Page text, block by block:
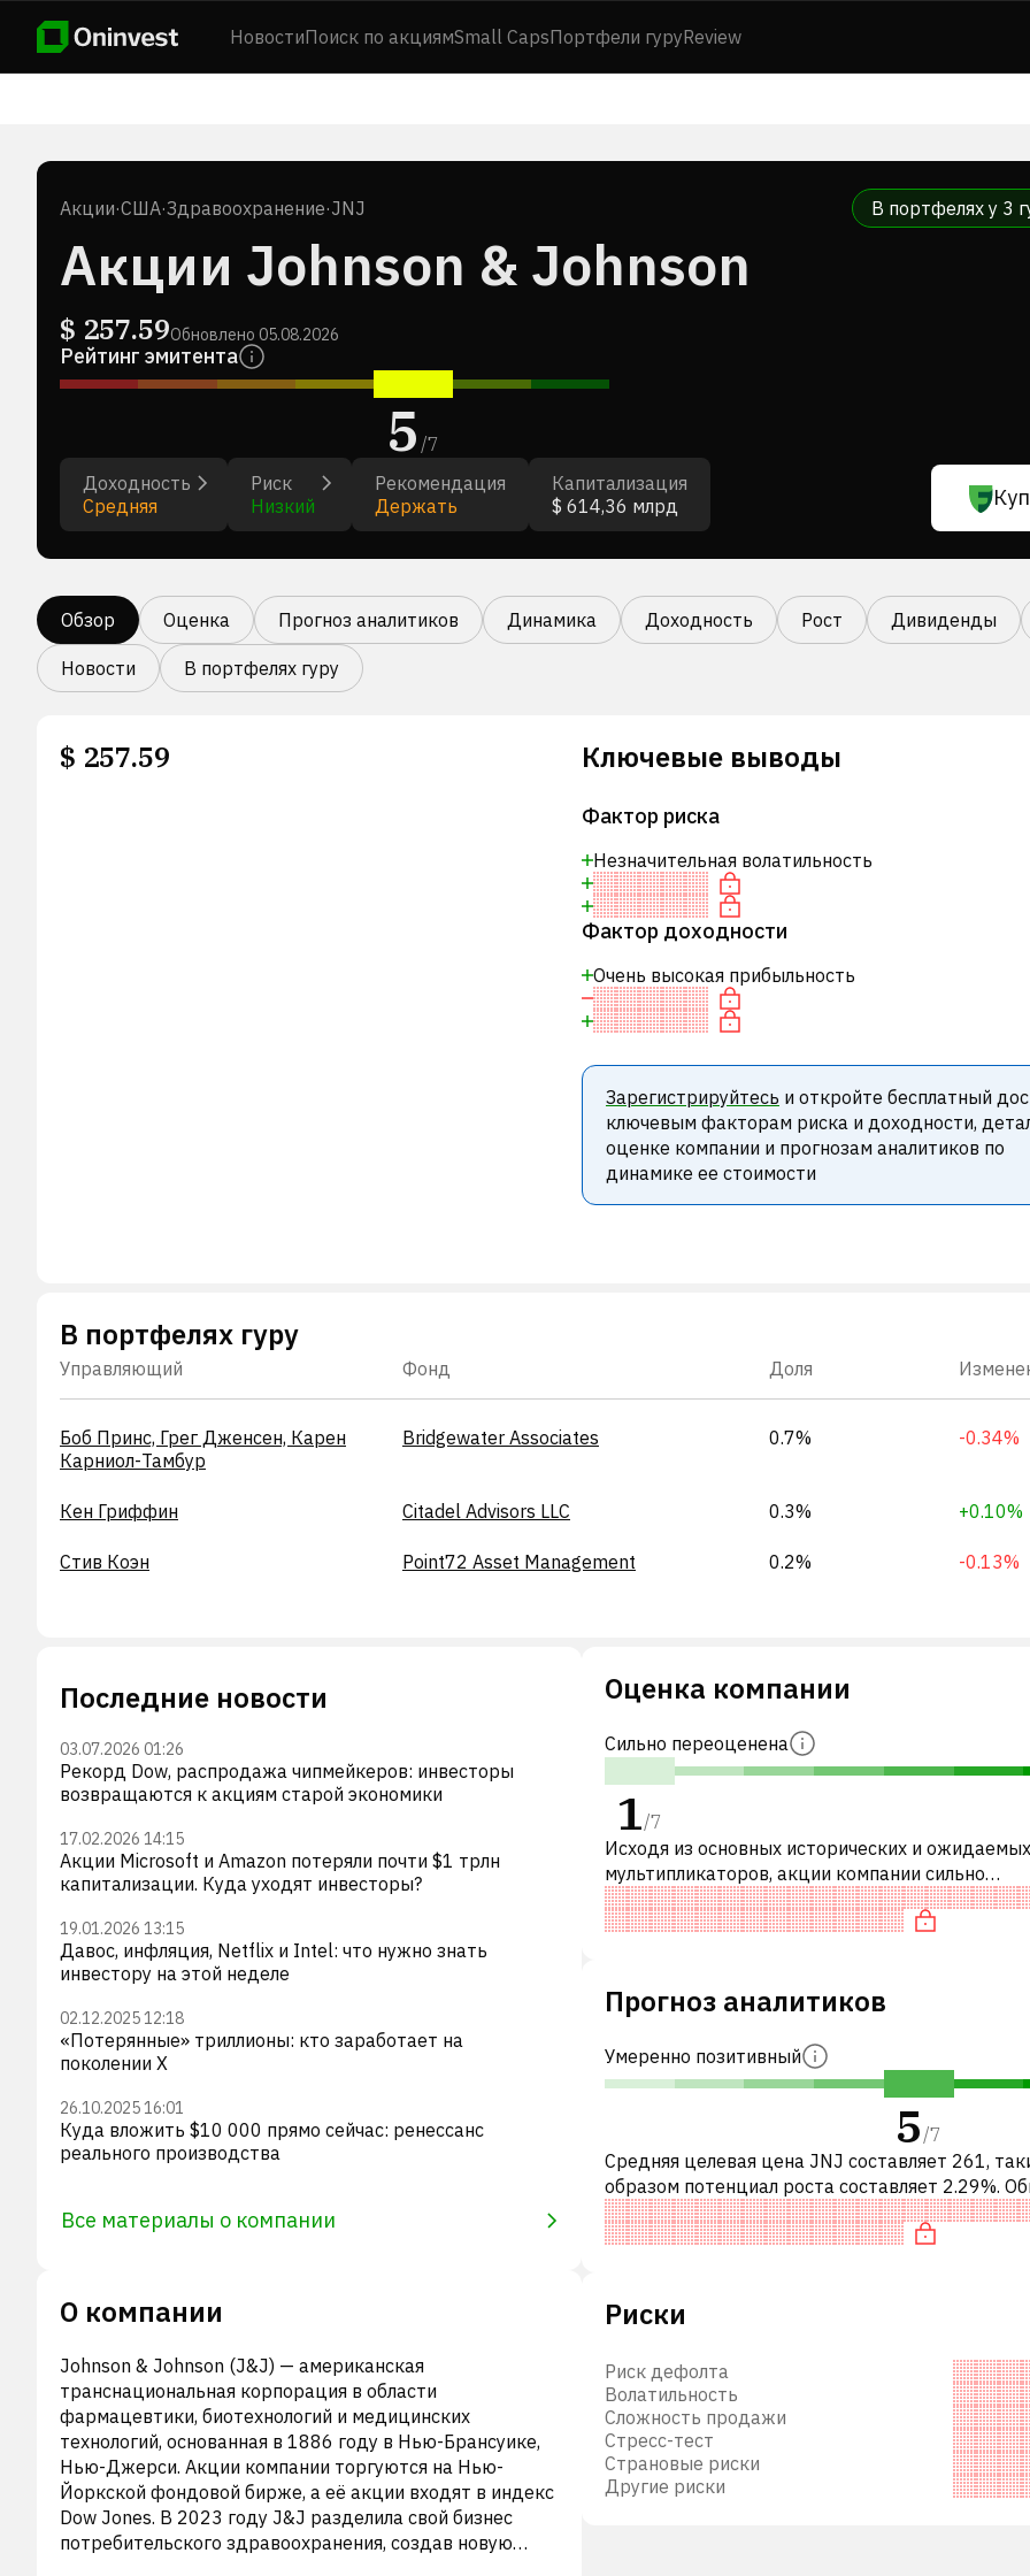
НовостиПоиск по акциямSmall CapsПортфели гуруReview
Акции·США·Здравоохранение·JNJ В портфелях у 3
Акции Johnson & Johnson
$ 257.59Обновлено 05.08.2026
Рейтинг эмитента
5 /7
Доходность
Средняя
Риск
Низкий
Рекомендация
Держать
Капитализация
$ 614,36 млрд
Обзор Оценка Прогноз аналитиков Динамика Доходность Рост Дивиденды
Новости В портфелях гуру
$ 257.59 Ключевые выводы
Фактор риска
Незначительная волатильность
Фактор доходности
Очень высокая прибыльность
Зарегистрируйтесь и откройте бесплатный
ключевым факторам риска и доходности,
оценке компании и прогнозам аналитиков по
динамике ее стоимости
В портфелях гуру
Управляющий Фонд Доля
Боб Принс, Грег Дженсен, Карен
Карниол-Тамбур
Bridgewater Associates 0.7% -0.34%
Кен Гриффин Citadel Advisors LLC 0.3% +0.10%
Стив Коэн Point72 Asset Management 0.2% -0.13%
Последние новости
03.07.2026 01:26
Рекорд Dow, распродажа чипмейкеров: инвесторы
возвращаются к акциям старой экономики
17.02.2026 14:15
Акции Microsoft и Amazon потеряли почти $1 трлн
капитализации. Куда уходят инвесторы?
19.01.2026 13:15
Давос, инфляция, Netflix и Intel: что нужно знать
инвестору на этой неделе
02.12.2025 12:18
«Потерянные» триллионы: кто заработает на
поколении X
26.10.2025 16:01
Куда вложить $10 000 прямо сейчас: ренессанс
реального производства
Все материалы о компании
О компании
Johnson & Johnson (J&J) — американская
транснациональная корпорация в области
фармацевтики, биотехнологий и медицинских
технологий, основанная в 1886 году в Нью-Брансуике,
Нью-Джерси. Акции компании торгуются на Нью-
Йоркской фондовой бирже, а её акции входят в индекс
Dow Jones. В 2023 году J&J разделила свой бизнес
потребительского здравоохранения, создав новую
Оценка компании
Сильно переоценена
1/7
Исходя из основных исторических и ожидаемых
мультипликаторов, акции компании сильно
переоценены по сравнению с аналогичными
компаниями. В частности, акция справедливо
Прогноз аналитиков
Умеренно позитивный
5/7
Средняя целевая цена JNJ составляет 261,
образом потенциал роста составляет 2.29%.
это означает рекомендацию «ДЕРЖАТЬ»
инвестиционных компаний. Эта ней
Риски
Риск дефолта
Волатильность
Сложность продажи
Стресс-тест
Страновые риски
Другие риски